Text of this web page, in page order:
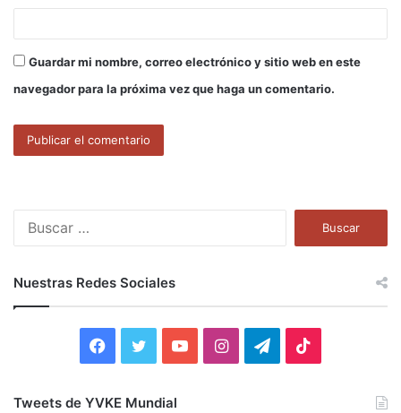
Guardar mi nombre, correo electrónico y sitio web en este
navegador para la próxima vez que haga un comentario.
:
Nuestras Redes Sociales
I
Tweets de YVKE Mundial